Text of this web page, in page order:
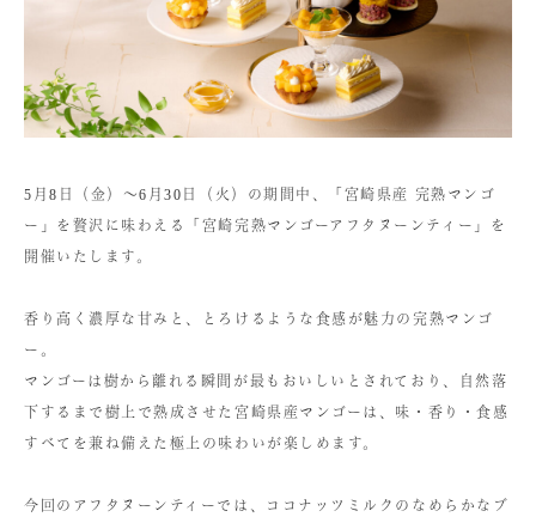
5月8日（金）〜6月30日（火）の期間中、「宮崎県産 完熟マンゴ
ー」を贅沢に味わえる「宮崎完熟マンゴーアフタヌーンティー」を
開催いたします。
香り高く濃厚な甘みと、とろけるような食感が魅力の完熟マンゴ
ー。
マンゴーは樹から離れる瞬間が最もおいしいとされており、自然落
下するまで樹上で熟成させた宮崎県産マンゴーは、味・香り・食感
すべてを兼ね備えた極上の味わいが楽しめます。
今回のアフタヌーンティーでは、ココナッツミルクのなめらかなブ